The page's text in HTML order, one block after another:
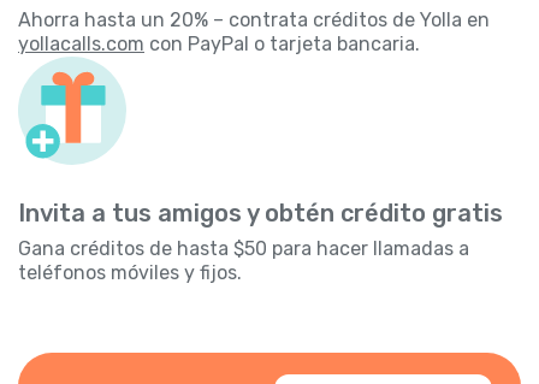
Ahorra hasta un 20% – contrata créditos de Yolla en
yollacalls.com con PayPal o tarjeta bancaria.
Invita a tus amigos y obtén crédito gratis
Gana créditos de hasta $50 para hacer llamadas a
teléfonos móviles y fijos.